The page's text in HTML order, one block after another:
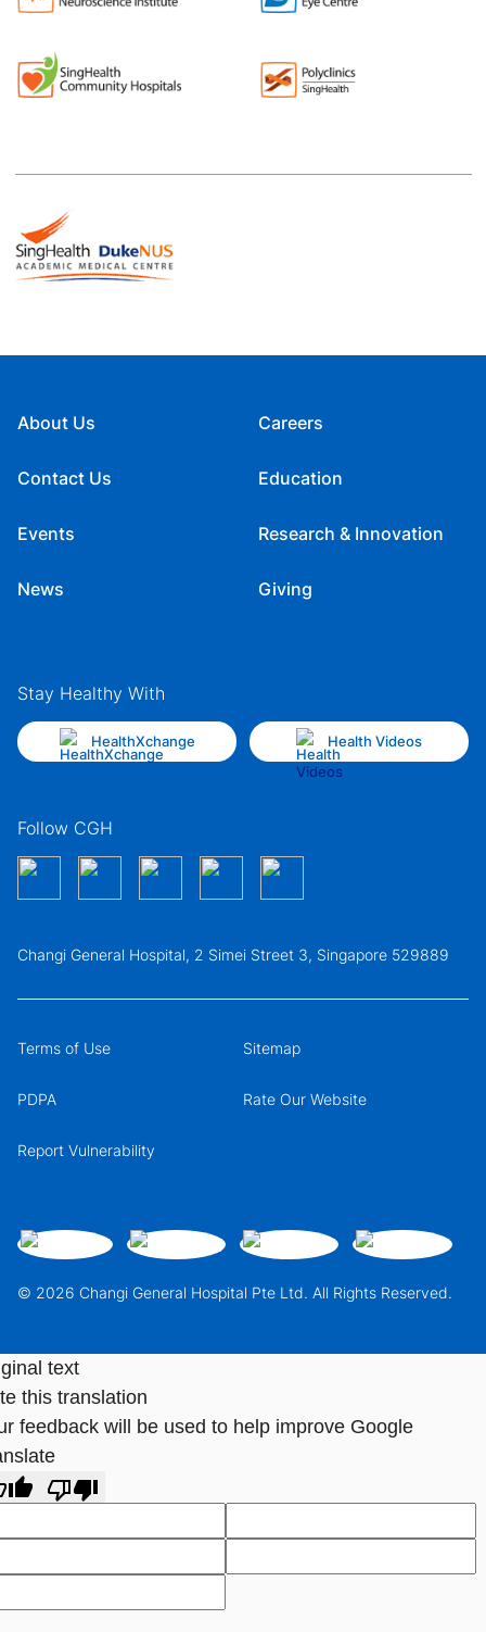
About Us
Contact Us
Events
News
Careers
Education
Research & Innovation
Giving
Stay Healthy With
HealthXchange Health Videos
Follow CGH
Changi General Hospital, 2 Simei Street 3, Singapore 529889
© 2026 Changi General Hospital Pte Ltd. All Rights Reserved.
Terms of Use Sitemap
PDPA Rate Our Website
Report Vulnerability
text
this translation
feedback will be used to help improve Google